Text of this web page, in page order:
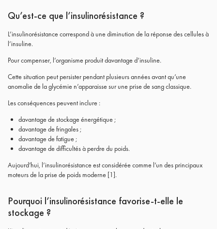
Qu’est-ce que l’insulinorésistance ?
L’insulinorésistance correspond à une diminution de la réponse des cellules à
l’insuline.
Pour compenser, l’organisme produit davantage d’insuline.
Cette situation peut persister pendant plusieurs années avant qu’une
anomalie de la glycémie n’apparaisse sur une prise de sang classique.
Les conséquences peuvent inclure :
davantage de stockage énergétique ;
davantage de fringales ;
davantage de fatigue ;
davantage de difficultés à perdre du poids.
Aujourd’hui, l’insulinorésistance est considérée comme l’un des principaux
moteurs de la prise de poids moderne [1].
Pourquoi l’insulinorésistance favorise-t-elle le
stockage ?